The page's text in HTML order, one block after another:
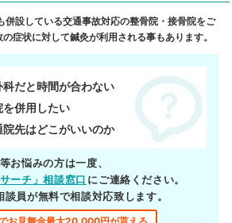
併設している交通事故対応の整骨院・接骨院をご
症状に対して鍼灸が利用される事もあります。
だと時間が合わない
併用したい
先はどこがいいのか
等お悩みの方は一度、
ーチ」相談窓口 にご連絡ください。
談員が無料で相談対応致します。